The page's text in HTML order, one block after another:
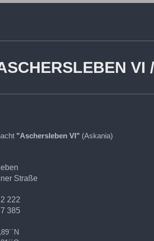
VI
"Aschersleben VI" (Askania)
Straße
222
385